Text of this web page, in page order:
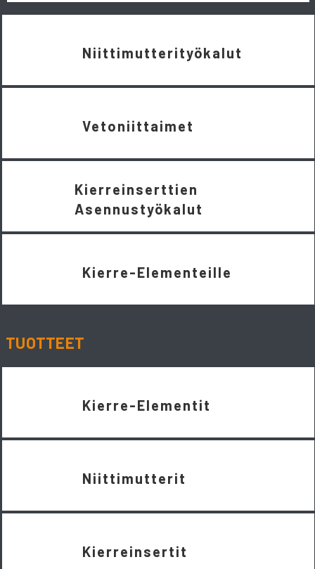
Niittimutterityökalut
Vetoniittaimet
Kierreinserttien
Asennustyökalut
Kierre-Elementeille
TUOTTEET
Kierre-Elementit
Niittimutterit
Kierreinsertit